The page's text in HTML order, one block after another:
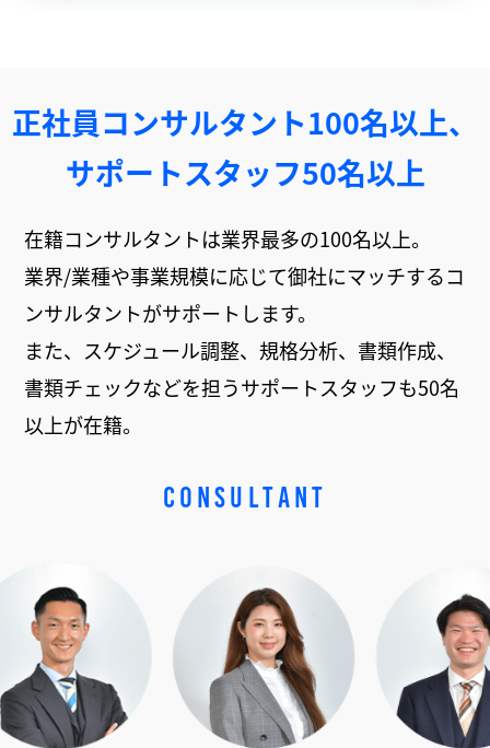
正社員コンサルタント100名以上、
サポートスタッフ50名以上
在籍コンサルタントは業界最多の100名以上。
業界/業種や事業規模に応じて御社にマッチするコ
ンサルタントがサポートします。
また、スケジュール調整、規格分析、書類作成、
書類チェックなどを担うサポートスタッフも50名
以上が在籍。
CONSULTANT